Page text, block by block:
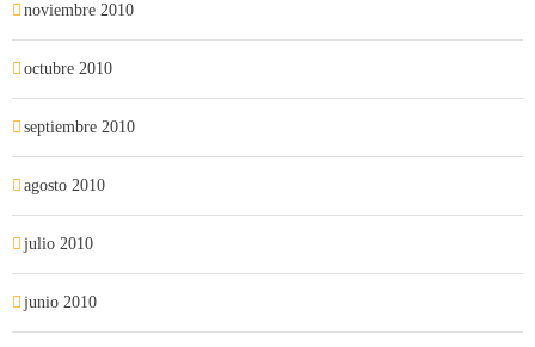
noviembre 2010
octubre 2010
septiembre 2010
agosto 2010
julio 2010
junio 2010